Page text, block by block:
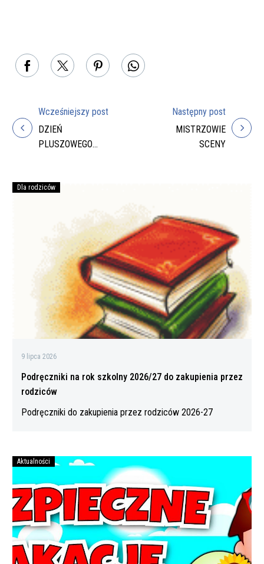
Nawigacja
wpisu
Wcześniejszy post
DZIEŃ
PLUSZOWEGO
Następny post
MISTRZOWIE
SCENY
rok
szkolny
do
zakupienia
przez
rodziców
Dla rodziców
9 lipca 2026
Podręczniki na rok szkolny 2026/27 do zakupienia przez
rodziców
Podręczniki do zakupienia przez rodziców 2026-27
Bezpiecznych
wakacji
Aktualności